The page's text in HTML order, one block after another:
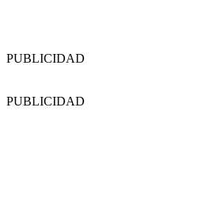
PUBLICIDAD
PUBLICIDAD